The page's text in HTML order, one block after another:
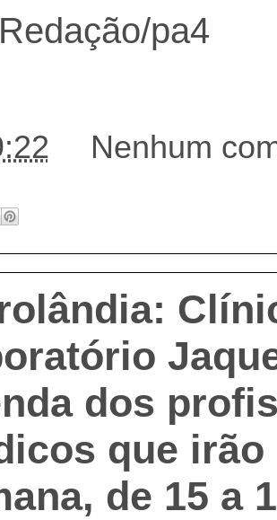
pa4
Nenhum
dos
que irão
de 15 a